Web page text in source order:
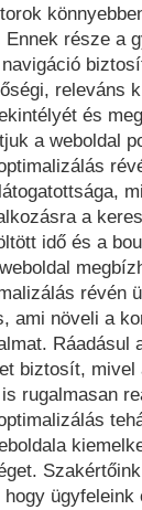
része a
releváns
és
a weboldal
a
idő és a
révén
ami növeli a
Ráadásul
biztosít, mivel
rugalmasan